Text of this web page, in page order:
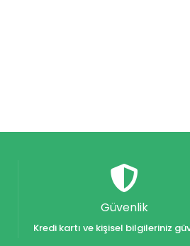
Güvenlik
Kredi kartı ve kişisel bilgileriniz